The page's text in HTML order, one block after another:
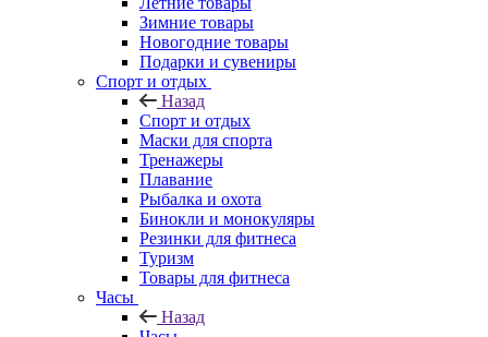
Зимние товары
Новогодние товары
Подарки и сувениры
Спорт и отдых
Назад
Спорт и отдых
Маски для спорта
Тренажеры
Плавание
Рыбалка и охота
Бинокли и монокуляры
Резинки для фитнеса
Туризм
Товары для фитнеса
Часы
Назад